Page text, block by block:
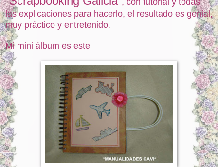
, con tutorial y todas
las explicaciones para hacerlo, el resultado es genial,
muy práctico y entretenido.
Mi mini álbum es este